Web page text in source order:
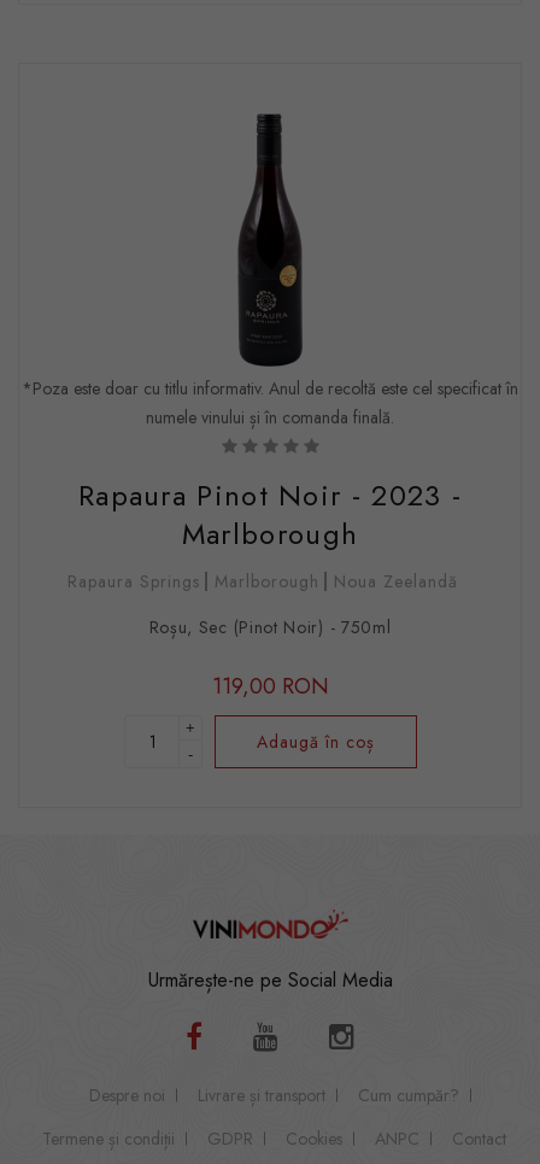
*Poza este doar cu titlu informativ. Anul de recoltă este cel specificat în
numele vinului și în comanda finală.
Rapaura Pinot Noir - 2023 -
Marlborough
Rapaura Springs Marlborough
Noua Zeelandă
Roșu, Sec (Pinot Noir) - 750ml
119,00 RON
+
-
Adaugă în coș
Urmărește-ne pe Social Media
Despre noi Livrare și transport
Cum cumpăr?
Termene și condiții
GDPR Cookies ANPC Contact